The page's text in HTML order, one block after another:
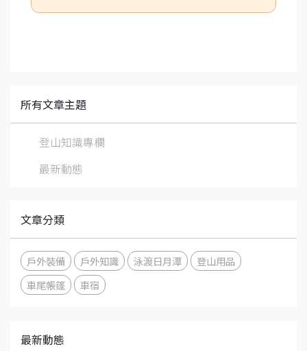
所有文章主題
登山知識專欄
最新動態
文章分類
戶外裝備 戶外知識 泳渡日月潭
登山用品
車尾帳篷
車宿
最新動態